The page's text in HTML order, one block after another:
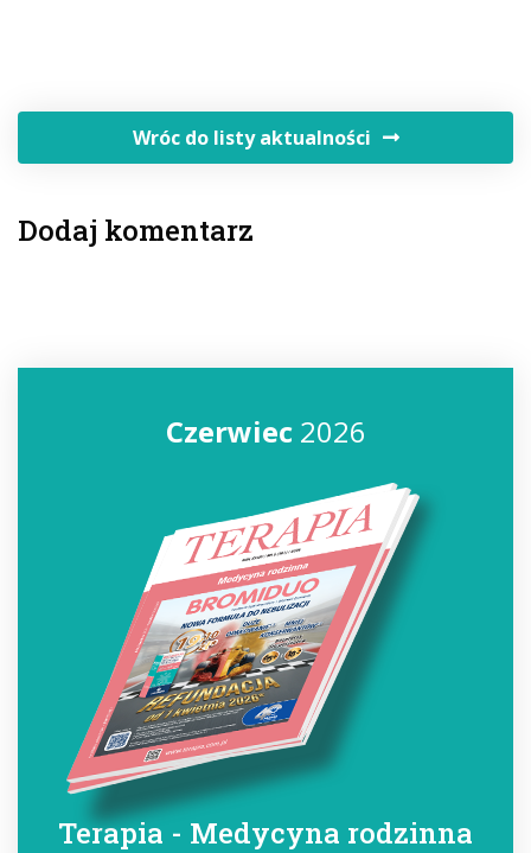
Wróc do listy aktualności
Dodaj komentarz
Czerwiec2026
Terapia - Medycyna rodzinna